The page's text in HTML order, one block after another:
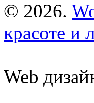
© 2026.
красоте и
Web